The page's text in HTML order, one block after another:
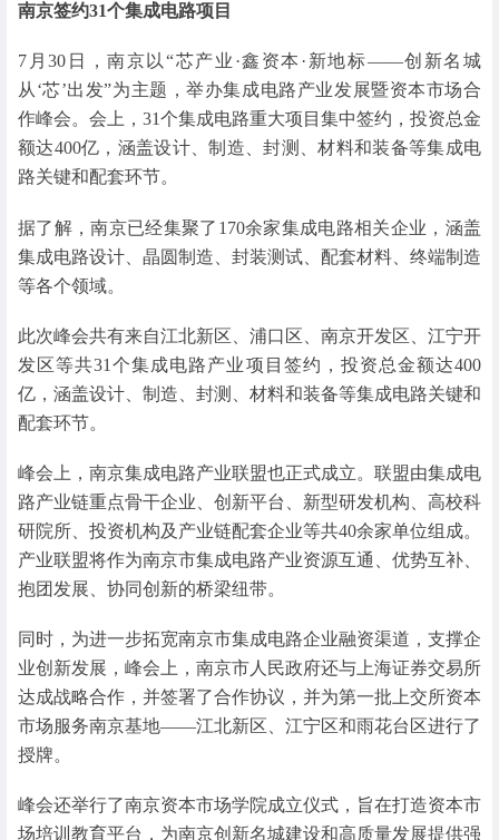
南京签约31个集成电路项目
7月30日，南京以“芯产业·鑫资本·新地标——创新名城
从‘芯’出发”为主题，举办集成电路产业发展暨资本市场合
作峰会。会上，31个集成电路重大项目集中签约，投资总金
额达400亿，涵盖设计、制造、封测、材料和装备等集成电
路关键和配套环节。
据了解，南京已经集聚了170余家集成电路相关企业，涵盖
集成电路设计、晶圆制造、封装测试、配套材料、终端制造
等各个领域。
此次峰会共有来自江北新区、浦口区、南京开发区、江宁开
发区等共31个集成电路产业项目签约，投资总金额达400
亿，涵盖设计、制造、封测、材料和装备等集成电路关键和
配套环节。
峰会上，南京集成电路产业联盟也正式成立。联盟由集成电
路产业链重点骨干企业、创新平台、新型研发机构、高校科
研院所、投资机构及产业链配套企业等共40余家单位组成。
产业联盟将作为南京市集成电路产业资源互通、优势互补、
抱团发展、协同创新的桥梁纽带。
同时，为进一步拓宽南京市集成电路企业融资渠道，支撑企
业创新发展，峰会上，南京市人民政府还与上海证券交易所
达成战略合作，并签署了合作协议，并为第一批上交所资本
市场服务南京基地——江北新区、江宁区和雨花台区进行了
授牌。
峰会还举行了南京资本市场学院成立仪式，旨在打造资本市
场培训教育平台，为南京创新名城建设和高质量发展提供强